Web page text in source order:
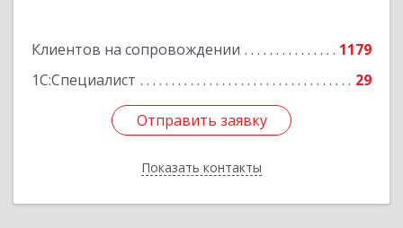
Клиентов на сопровождении
1179
1С:Специалист
29
Отправить заявку
Показать контакты
Отправить заявку
Назад